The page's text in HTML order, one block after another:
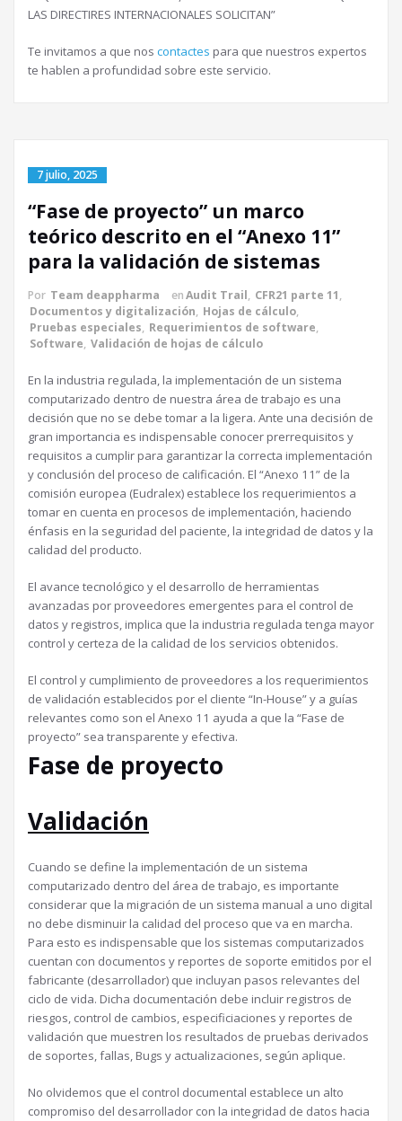
LAS DIRECTIRES INTERNACIONALES SOLICITAN”
Te invitamos a que nos contactes para que nuestros expertos
te hablen a profundidad sobre este servicio.
7 julio, 2025
“Fase de proyecto” un marco
teórico descrito en el “Anexo 11”
para la validación de sistemas
Por Team deappharma enAudit Trail, CFR21 parte 11,
Documentos y digitalización, Hojas de cálculo,
Pruebas especiales, Requerimientos de software,
Software, Validación de hojas de cálculo
En la industria regulada, la implementación de un sistema
computarizado dentro de nuestra área de trabajo es una
decisión que no se debe tomar a la ligera. Ante una decisión de
gran importancia es indispensable conocer prerrequisitos y
requisitos a cumplir para garantizar la correcta implementación
y conclusión del proceso de calificación. El “Anexo 11” de la
comisión europea (Eudralex) establece los requerimientos a
tomar en cuenta en procesos de implementación, haciendo
énfasis en la seguridad del paciente, la integridad de datos y la
calidad del producto.
El avance tecnológico y el desarrollo de herramientas
avanzadas por proveedores emergentes para el control de
datos y registros, implica que la industria regulada tenga mayor
control y certeza de la calidad de los servicios obtenidos.
El control y cumplimiento de proveedores a los requerimientos
de validación establecidos por el cliente “In-House” y a guías
relevantes como son el Anexo 11 ayuda a que la “Fase de
proyecto” sea transparente y efectiva.
Fase de proyecto
Validación
Cuando se define la implementación de un sistema
computarizado dentro del área de trabajo, es importante
considerar que la migración de un sistema manual a uno digital
no debe disminuir la calidad del proceso que va en marcha.
Para esto es indispensable que los sistemas computarizados
cuentan con documentos y reportes de soporte emitidos por el
fabricante (desarrollador) que incluyan pasos relevantes del
ciclo de vida. Dicha documentación debe incluir registros de
riesgos, control de cambios, especificiaciones y reportes de
validación que muestren los resultados de pruebas derivados
de soportes, fallas, Bugs y actualizaciones, según aplique.
No olvidemos que el control documental establece un alto
compromiso del desarrollador con la integridad de datos hacia